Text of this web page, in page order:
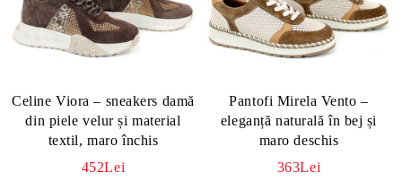
Celine Viora – sneakers damă
din piele velur și material
textil, maro închis
452Lei
Pantofi Mirela Vento –
eleganță naturală în bej și
maro deschis
363Lei